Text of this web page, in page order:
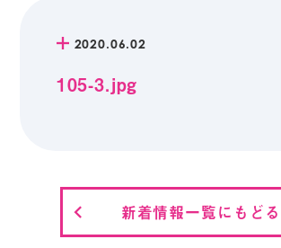
2020.06.02
105-3.jpg
新着情報一覧にもどる